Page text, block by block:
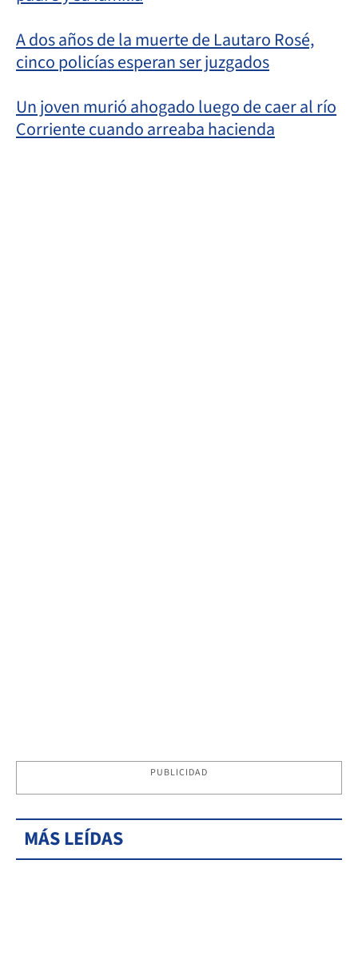
A dos años de la muerte de Lautaro Rosé,
cinco policías esperan ser juzgados
Un joven murió ahogado luego de caer al río
Corriente cuando arreaba hacienda
PUBLICIDAD
MÁS LEÍDAS